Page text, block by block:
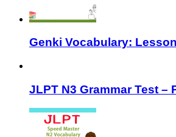
Genki Vocabulary:
JLPT N3 Grammar Test –